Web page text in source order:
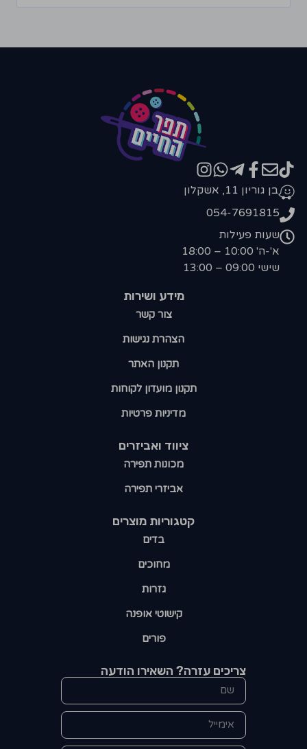
קטגוריות מוצרים​
בדים
מחוכים
גזרות
קישוטי אופנה
פורים
ציווד ואביזרים
מכונות תפירה
אביזרי תפירה
מידע ושירות
צור קשר
הצהרת נגישות
תקנון האתר
תקנון מועדון לקוחות
מדיניות פרטיות
בן גוריון 11, אשקלון
054-7691815
שעות פעילות
א'-ה' 10:00 – 18:00
שישי 09:00 – 13:00
צריכים עזרה? השאירו הודעה